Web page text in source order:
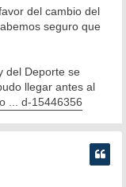
del cambio del
seguro que
del Deporte se
llegar antes al
... d-15446356